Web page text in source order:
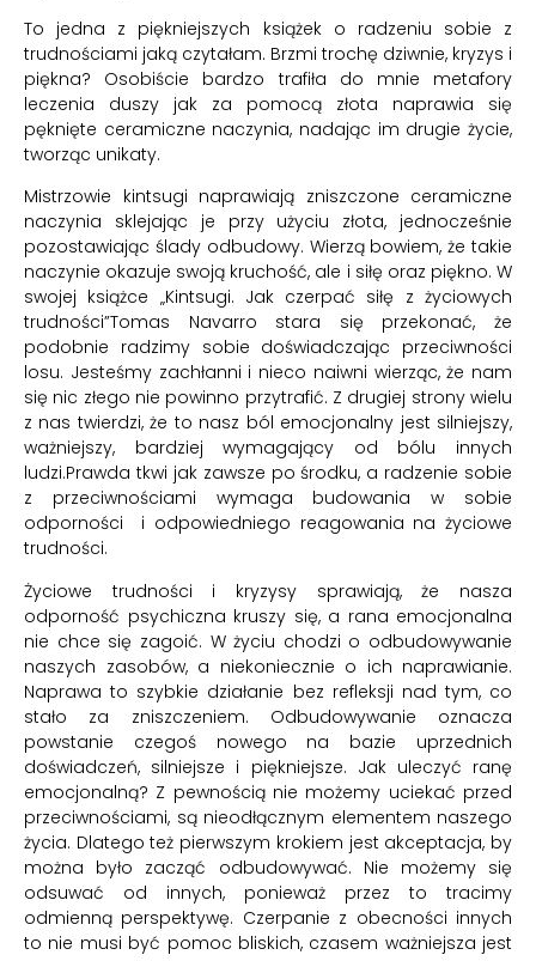
To jedna z piękniejszych książek o radzeniu sobie z
trudnościami jaką czytałam. Brzmi trochę dziwnie, kryzys i
piękna? Osobiście bardzo trafiła do mnie metafory
leczenia duszy jak za pomocą złota naprawia się
pęknięte ceramiczne naczynia, nadając im drugie życie,
tworząc unikaty.
Mistrzowie kintsugi naprawiają zniszczone ceramiczne
naczynia sklejając je przy użyciu złota, jednocześnie
pozostawiając ślady odbudowy. Wierzą bowiem, że takie
naczynie okazuje swoją kruchość, ale i siłę oraz piękno. W
swojej książce „Kintsugi. Jak czerpać siłę z życiowych
trudności”Tomas Navarro stara się przekonać, że
podobnie radzimy sobie doświadczając przeciwności
losu. Jesteśmy zachłanni i nieco naiwni wierząc, że nam
się nic złego nie powinno przytrafić. Z drugiej strony wielu
z nas twierdzi, że to nasz ból emocjonalny jest silniejszy,
ważniejszy, bardziej wymagający od bólu innych
ludzi.Prawda tkwi jak zawsze po środku, a radzenie sobie
z przeciwnościami wymaga budowania w sobie
odporności i odpowiedniego reagowania na życiowe
trudności.
Życiowe trudności i kryzysy sprawiają, że nasza
odporność psychiczna kruszy się, a rana emocjonalna
nie chce się zagoić. W życiu chodzi o odbudowywanie
naszych zasobów, a niekoniecznie o ich naprawianie.
Naprawa to szybkie działanie bez refleksji nad tym, co
stało za zniszczeniem. Odbudowywanie oznacza
powstanie czegoś nowego na bazie uprzednich
doświadczeń, silniejsze i piękniejsze. Jak uleczyć ranę
emocjonalną? Z pewnością nie możemy uciekać przed
przeciwnościami, są nieodłącznym elementem naszego
życia. Dlatego też pierwszym krokiem jest akceptacja, by
można było zacząć odbudowywać. Nie możemy się
odsuwać od innych, ponieważ przez to tracimy
odmienną perspektywę. Czerpanie z obecności innych
to nie musi być pomoc bliskich, czasem ważniejsza jest